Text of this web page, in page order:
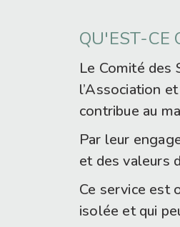
QU'EST-CE
Le Comité des
l’Association
contribue au
Par leur
et des valeurs
Ce service est
isolée et qui